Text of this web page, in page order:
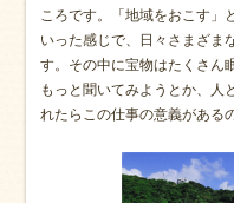
ころです。「地域をおこす」
いった感じで、日々さまざま
す。その中に宝物はたくさん
もっと聞いてみようとか、人
れたらこの仕事の意義がある